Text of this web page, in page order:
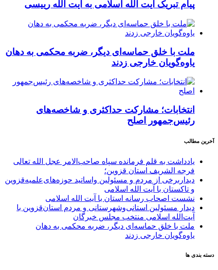
پیام تبریک آیت الله اسلامی به آیت الله رییسی
ملت با خلق حماسه‌ای دیگر، ضربه محکمی به دهان
یاوه‌گویان خارجی زدند
انتخابات؛ مشارکت حداکثری و شاخصه‌های
رئیس‌جمهور اصلح
آخرین مطالب
یادداشت به قلم فرمانده سپاه صاحب‌الامر عجل الله تعالی
فرجه الشریف استان قزوین؛
دیداربرخی از مردم و مسئولین واساتید حوزه‌های‌علمیه‌قزوین
و تاکستان با آیت الله اسلامی
نشست اصحاب رسانه استان با آیت الله اسلامی
دیدار مسئولین استانی‌وشهرستانی و مردم‌ استان‌قزوین با
آیت‌الله‌ اسلامی منتخب مجلس‌ خبرگان
ملت با خلق حماسه‌ای دیگر، ضربه محکمی به دهان
یاوه‌گویان خارجی زدند
دسته بندی ها